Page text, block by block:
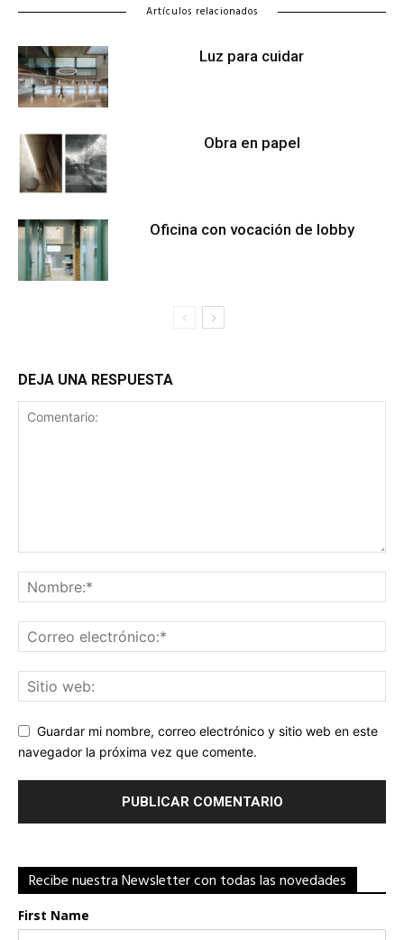
Artículos relacionados
Luz para cuidar
Obra en papel
Oficina con vocación de lobby
DEJA UNA RESPUESTA
Guardar mi nombre, correo electrónico y sitio web en este
navegador la próxima vez que comente.
Recibe nuestra Newsletter con todas las novedades
First Name